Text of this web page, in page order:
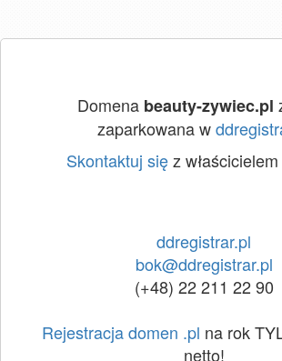
Domena beauty-zywiec.pl
zaparkowana w
Skontaktuj sięz
ddregistrar.pl
bok@ddregistrar.pl
(+48) 22 211 22 90
Rejestracja domen .pl na rok
netto!